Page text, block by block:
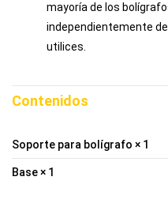
mayoría de los
independientemente
utilices.
Contenidos
Soporte para bolígrafo × 1
Base × 1